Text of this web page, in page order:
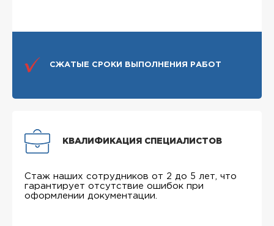
СЖАТЫЕ СРОКИ ВЫПОЛНЕНИЯ РАБОТ
КВАЛИФИКАЦИЯ СПЕЦИАЛИСТОВ
Стаж наших сотрудников от 2 до 5 лет, что
гарантирует отсутствие ошибок при
оформлении документации.